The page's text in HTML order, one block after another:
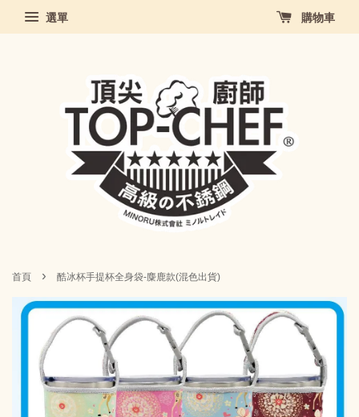
選單 購物車
首頁 › 酷冰杯手提杯全身袋-麋鹿款(混色出貨)